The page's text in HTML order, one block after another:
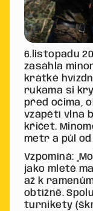
6.listopadu
zasáhla
krátké
rukama si
před očima,
vzápětí vlna
křičet.
metr a půl od
Vzpomíná:
jako mleté
až k
obtížně.
turnikety